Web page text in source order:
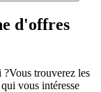
d'offres
?Vous trouverez les
vous intéresse